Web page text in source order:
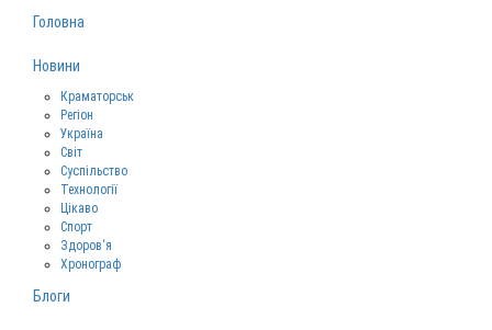
Головна
Новини
Краматорськ
Регіон
Україна
Світ
Суспільство
Технології
Цікаво
Спорт
Здоров‘я
Хронограф
Блоги